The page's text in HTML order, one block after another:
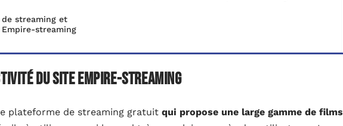
streaming et
streaming
du site Empire-streaming
plateforme de streaming gratuit qui propose une large gamme de films